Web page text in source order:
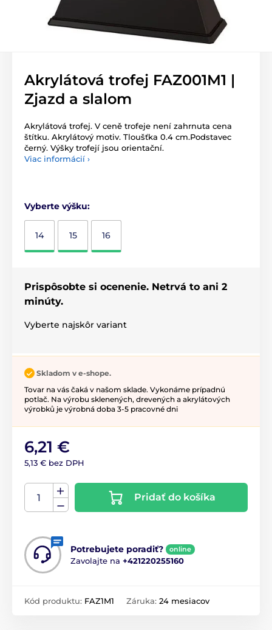
Akrylátová trofej FAZ001M1 |
Zjazd a slalom
Akrylátová trofej. V ceně trofeje není zahrnuta cena
štítku. Akrylátový motiv. Tloušťka 0.4 cm.Podstavec
černý. Výšky trofejí jsou orientační.
Viac informácií ›
Vyberte výšku:
14 15 16
Prispôsobte si ocenenie. Netrvá to ani 2
minúty.
Vyberte najskôr variant
Skladom v e-shope.
Tovar na vás čaká v našom sklade. Vykonáme prípadnú
potlač. Na výrobu sklenených, drevených a akrylátových
výrobků je výrobná doba 3-5 pracovné dni
6,21 €
5,13 € bez DPH
Pridať do košíka
Potrebujete poradiť? online
Zavolajte na +421220255160
Kód produktu: FAZ1M1 Záruka: 24 mesiacov